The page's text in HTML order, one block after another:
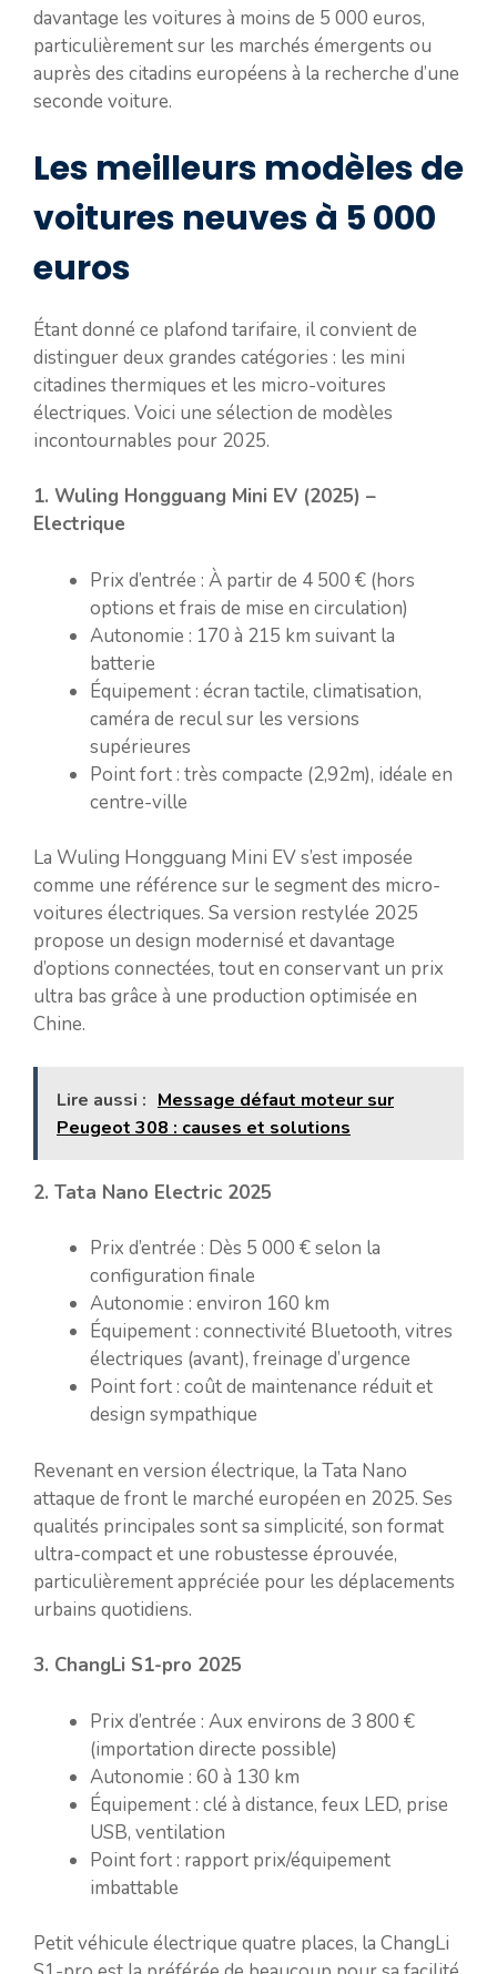
davantage les voitures à moins de 5 000 euros,
particulièrement sur les marchés émergents ou
auprès des citadins européens à la recherche d’une
seconde voiture.
Les meilleurs modèles de
voitures neuves à 5 000
euros
Étant donné ce plafond tarifaire, il convient de
distinguer deux grandes catégories : les mini
citadines thermiques et les micro-voitures
électriques. Voici une sélection de modèles
incontournables pour 2025.
1. Wuling Hongguang Mini EV (2025) –
Electrique
Prix d’entrée : À partir de 4 500 € (hors
options et frais de mise en circulation)
Autonomie : 170 à 215 km suivant la
batterie
Équipement : écran tactile, climatisation,
caméra de recul sur les versions
supérieures
Point fort : très compacte (2,92m), idéale en
centre-ville
La Wuling Hongguang Mini EV s’est imposée
comme une référence sur le segment des micro-
voitures électriques. Sa version restylée 2025
propose un design modernisé et davantage
d’options connectées, tout en conservant un prix
ultra bas grâce à une production optimisée en
Chine.
Lire aussi : Message défaut moteur sur
Peugeot 308 : causes et solutions
2. Tata Nano Electric 2025
Prix d’entrée : Dès 5 000 € selon la
configuration finale
Autonomie : environ 160 km
Équipement : connectivité Bluetooth, vitres
électriques (avant), freinage d’urgence
Point fort : coût de maintenance réduit et
design sympathique
Revenant en version électrique, la Tata Nano
attaque de front le marché européen en 2025. Ses
qualités principales sont sa simplicité, son format
ultra-compact et une robustesse éprouvée,
particulièrement appréciée pour les déplacements
urbains quotidiens.
3. ChangLi S1-pro 2025
Prix d’entrée : Aux environs de 3 800 €
(importation directe possible)
Autonomie : 60 à 130 km
Équipement : clé à distance, feux LED, prise
USB, ventilation
Point fort : rapport prix/équipement
imbattable
Petit véhicule électrique quatre places, la ChangLi